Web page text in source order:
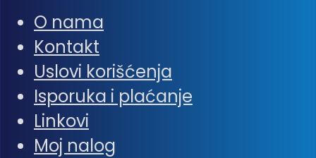
O nama
Kontakt
Uslovi korišćenja
Isporuka i plaćanje
Linkovi
Moj nalog